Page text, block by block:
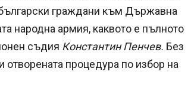
граждани към Държавна
народна армия, каквото е пълното
съдия Константин Пенчев. Без
отворената процедура по избор на